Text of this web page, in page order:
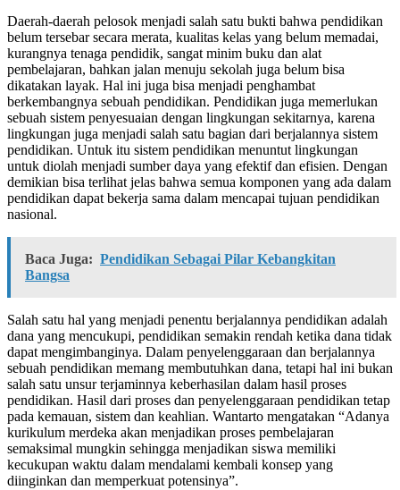
Daerah-daerah pelosok menjadi salah satu bukti bahwa pendidikan
belum tersebar secara merata, kualitas kelas yang belum memadai,
kurangnya tenaga pendidik, sangat minim buku dan alat
pembelajaran, bahkan jalan menuju sekolah juga belum bisa
dikatakan layak. Hal ini juga bisa menjadi penghambat
berkembangnya sebuah pendidikan. Pendidikan juga memerlukan
sebuah sistem penyesuaian dengan lingkungan sekitarnya, karena
lingkungan juga menjadi salah satu bagian dari berjalannya sistem
pendidikan. Untuk itu sistem pendidikan menuntut lingkungan
untuk diolah menjadi sumber daya yang efektif dan efisien. Dengan
demikian bisa terlihat jelas bahwa semua komponen yang ada dalam
pendidikan dapat bekerja sama dalam mencapai tujuan pendidikan
nasional.
Baca Juga: Pendidikan Sebagai Pilar Kebangkitan
Bangsa
Salah satu hal yang menjadi penentu berjalannya pendidikan adalah
dana yang mencukupi, pendidikan semakin rendah ketika dana tidak
dapat mengimbanginya. Dalam penyelenggaraan dan berjalannya
sebuah pendidikan memang membutuhkan dana, tetapi hal ini bukan
salah satu unsur terjaminnya keberhasilan dalam hasil proses
pendidikan. Hasil dari proses dan penyelenggaraan pendidikan tetap
pada kemauan, sistem dan keahlian. Wantarto mengatakan “Adanya
kurikulum merdeka akan menjadikan proses pembelajaran
semaksimal mungkin sehingga menjadikan siswa memiliki
kecukupan waktu dalam mendalami kembali konsep yang
diinginkan dan memperkuat potensinya”.